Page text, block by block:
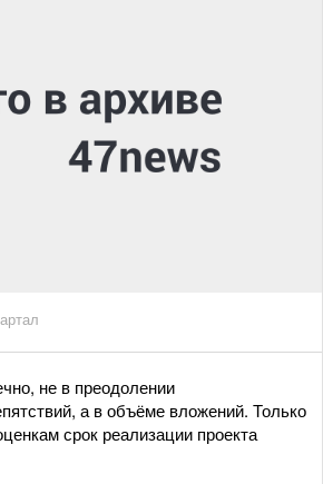
не в преодолении
а в объёме вложений. Только
срок реализации проекта